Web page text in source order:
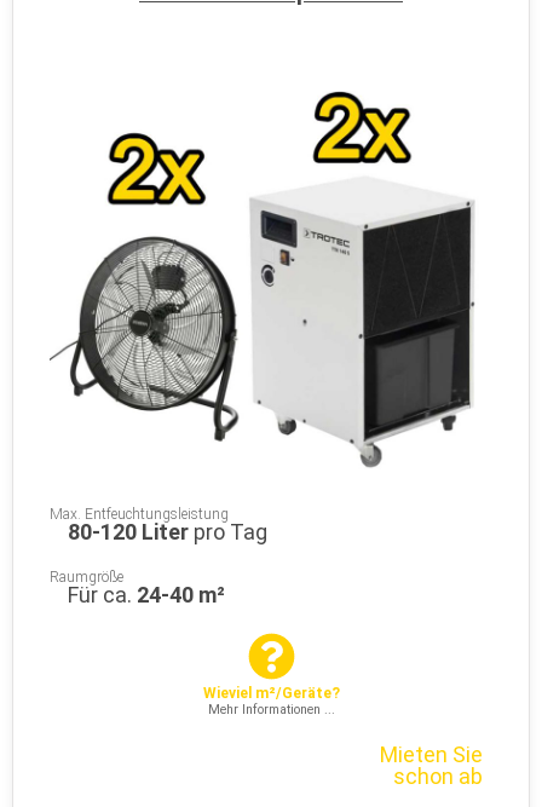
Max. Entfeuchtungsleistung
80-120 Liter pro Tag
Raumgröße
Für ca. 24-40 m²
Wieviel m²/Geräte?
Mehr Informationen ...
Mieten Sie
schon ab